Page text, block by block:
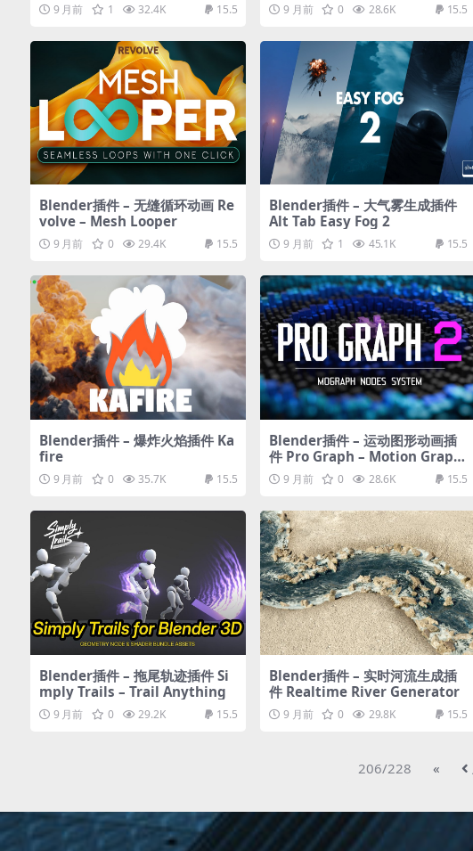
9 月前 1 32.4K 15.5 9 月前 0 28.6K 15.5
Blender插件 – 无缝循环动画 Re
volve – Mesh Looper
9 月前 0 29.4K 15.5
Blender插件 – 大气雾生成插件
Alt Tab Easy Fog 2
9 月前 1 45.1K 15.5
Blender插件 – 爆炸火焰插件 Ka
fire
9 月前 0 35.7K 15.5
Blender插件 – 运动图形动画插
件 Pro Graph – Motion Graphi
cs Tools For Geometry Nodes
9 月前 0 28.6K 15.5
Blender插件 – 拖尾轨迹插件 Si
mply Trails – Trail Anything
9 月前 0 29.2K 15.5
Blender插件 – 实时河流生成插
件 Realtime River Generator
9 月前 0 29.8K 15.5
206/228 «